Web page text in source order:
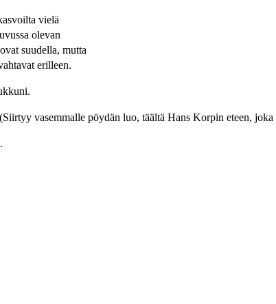
vielä
olevan
suudella, mutta
erilleen.
vasemmalle pöydän luo, täältä Hans Korpin eteen,